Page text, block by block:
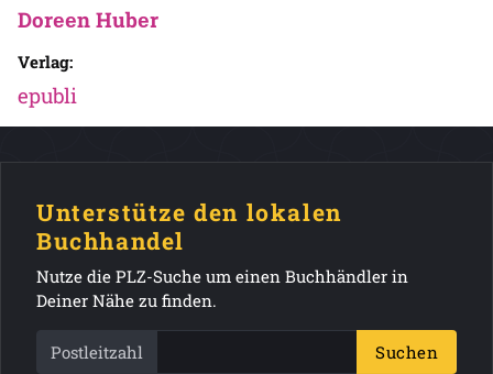
Dorееn Hubеr
Verlag:
epubli
Unterstütze den lokalen
Buchhandel
Nutze die PLZ-Suche um einen Buchhändler in
Deiner Nähe zu finden.
Postleitzahl Suchen